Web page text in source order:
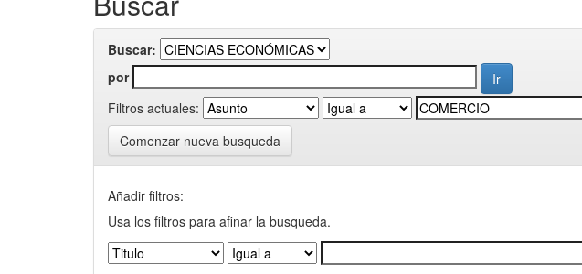
Buscar:
por
Filtros actuales:
Comenzar nueva busqueda
Añadir filtros:
Usa los filtros para afinar la busqueda.